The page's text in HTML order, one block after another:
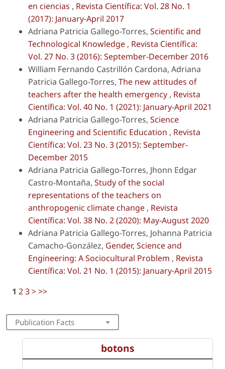
en ciencias , Revista Científica: Vol. 28 No. 1
(2017): January-April 2017
Adriana Patricia Gallego-Torres, Scientific and
Technological Knowledge , Revista Científica:
Vol. 27 No. 3 (2016): September-December 2016
William Fernando Castrillón Cardona, Adriana
Patricia Gallego-Torres, The new attitudes of
teachers after the health emergency , Revista
Científica: Vol. 40 No. 1 (2021): January-April 2021
Adriana Patricia Gallego-Torres, Science
Engineering and Scientific Education , Revista
Científica: Vol. 23 No. 3 (2015): September-
December 2015
Adriana Patricia Gallego-Torres, Jhonn Edgar
Castro-Montaña, Study of the social
representations of the teachers on
anthropogenic climate change , Revista
Científica: Vol. 38 No. 2 (2020): May-August 2020
Adriana Patricia Gallego-Torres, Johanna Patricia
Camacho-González, Gender, Science and
Engineering: A Sociocultural Problem , Revista
Científica: Vol. 21 No. 1 (2015): January-April 2015
1 23>>>
Publication Facts
botons